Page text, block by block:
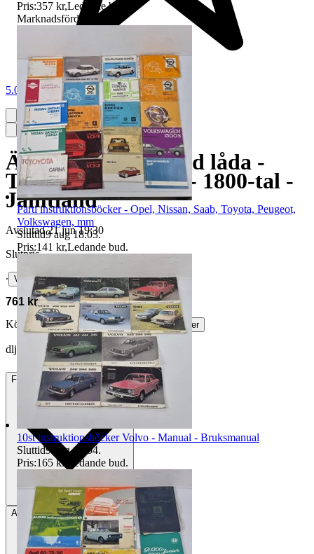
5.0
Äldre bord i trä med låda -
Träbord - Allmoge - 1800-tal -
Jämtland
Avslutad 21 jun 19:30
Slutpris
∙ Visa bud
761 kr
Köparskydd är valfritt hos företag. Läs mer
dljungberg vann auktionen
Frakt 1 599 kr Annat fraktsätt
AvhämtningÖstersund, Sverige
Pris:357 kr,Ledande bud
Marknadsförd
Parti instruktionsböcker - Opel, Nissan, Saab, Toyota, Peugeot,
Volkswagen, mm
Sluttid9 aug 18:03.
Pris:141 kr,Ledande bud.
10st instruktionsböcker Volvo - Manual - Bruksmanual
Sluttid9 aug 18:04.
Pris:165 kr Ledande bud.